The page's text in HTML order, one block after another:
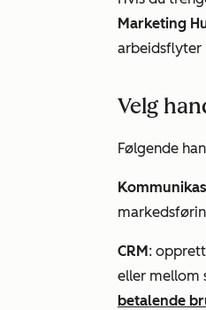
Marketing
arbeidsflyter
Velg
Følgende
CRM:
eller mellom
betalende